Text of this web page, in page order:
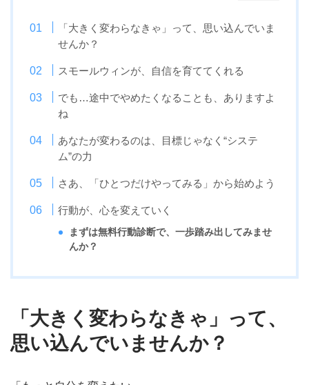
「大きく変わらなきゃ」って、思い込んでいま
せんか？
スモールウィンが、自信を育ててくれる
でも…途中でやめたくなることも、ありますよ
ね
あなたが変わるのは、目標じゃなく“システ
ム”の力
さあ、「ひとつだけやってみる」から始めよう
行動が、心を変えていく
まずは無料行動診断で、一歩踏み出してみませ
んか？
「大きく変わらなきゃ」って、
思い込んでいませんか？